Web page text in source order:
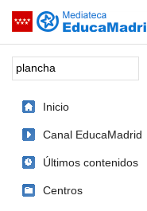
Saltar navegación
Palabra o frase:
Inicio
Canal EducaMadrid
Últimos contenidos
Centros